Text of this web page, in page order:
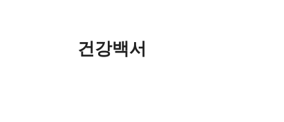
건강백서